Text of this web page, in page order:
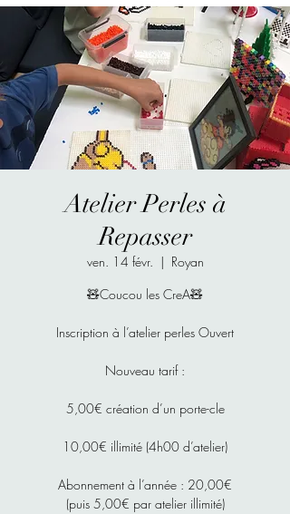
Atelier Perles à
Repasser
ven. 14 févr.
  |
Royan
🧸Coucou les CreA🧸
Inscription à l’atelier perles Ouvert
Nouveau tarif :
5,00€ création d’un porte-cle
10,00€ illimité (4h00 d’atelier)
Abonnement à l’année : 20,00€
(puis 5,00€ par atelier illimité)